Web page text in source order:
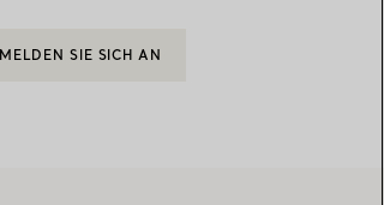
MELDEN SIE SICH AN